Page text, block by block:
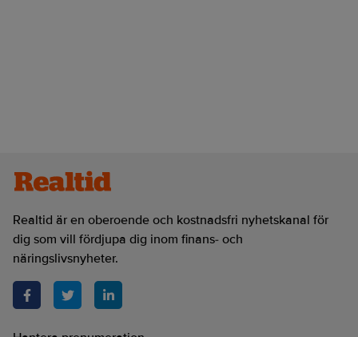
Realtid är en oberoende och kostnadsfri nyhetskanal för
dig som vill fördjupa dig inom finans- och
näringslivsnyheter.